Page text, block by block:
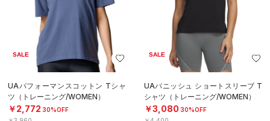
SALE
UAパフォーマンスコットン Tシャ
ツ（トレーニング/WOMEN）
￥2,772 30%OFF
SALE
UAバニッシュ ショートスリーブ T
シャツ（トレーニング/WOMEN）
￥3,080 30%OFF